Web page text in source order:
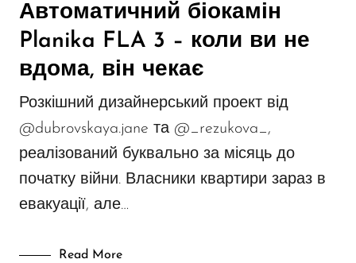
Автоматичний біокамін
Planika FLA 3 – коли ви не
вдома, він чекає
Розкішний дизайнерський проект від
@dubrovskaya.jane та @_rezukova_,
реалізований буквально за місяць до
початку війни. Власники квартири зараз в
евакуації, але…
Read More